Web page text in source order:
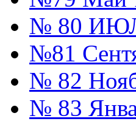
№ 80
№81
№ 82
№ 83